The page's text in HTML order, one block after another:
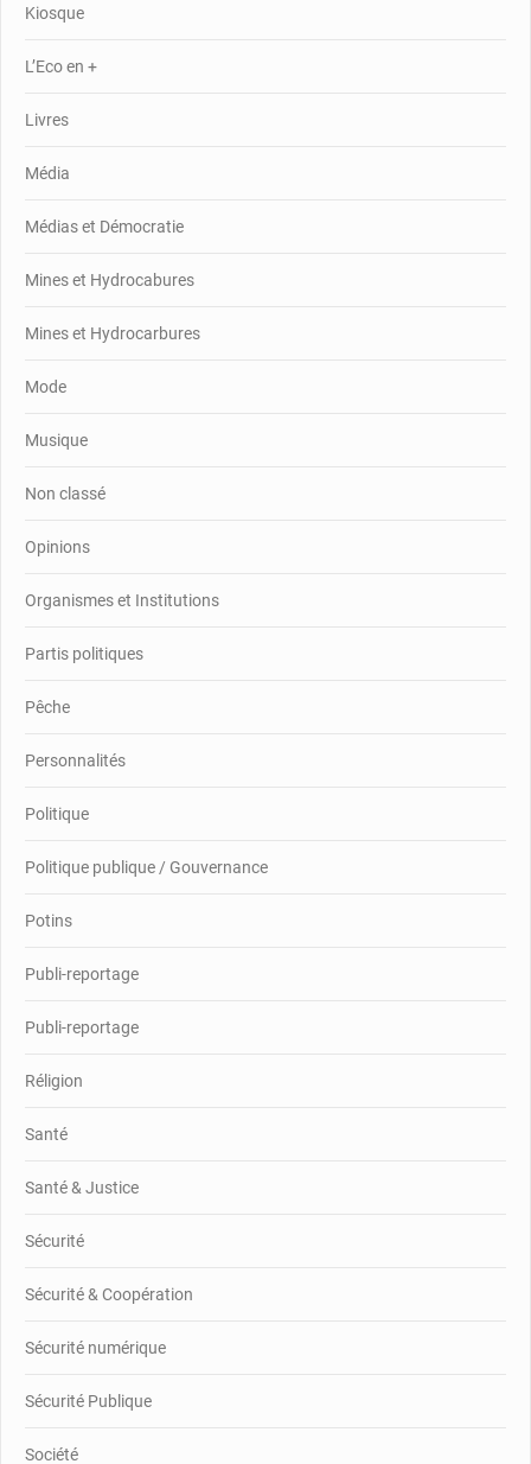
Kiosque
L’Eco en +
Livres
Média
Médias et Démocratie
Mines et Hydrocabures
Mines et Hydrocarbures
Mode
Musique
Non classé
Opinions
Organismes et Institutions
Partis politiques
Pêche
Personnalités
Politique
Politique publique / Gouvernance
Potins
Publi-reportage
Publi-reportage
Réligion
Santé
Santé & Justice
Sécurité
Sécurité & Coopération
Sécurité numérique
Sécurité Publique
Société